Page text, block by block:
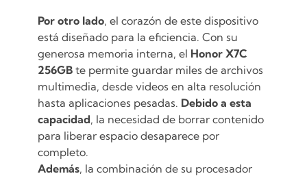
Por otro lado, el corazón de este dispositivo
está diseñado para la eficiencia. Con su
generosa memoria interna, el Honor X7C
256GB te permite guardar miles de archivos
multimedia, desde videos en alta resolución
hasta aplicaciones pesadas. Debido a esta
capacidad, la necesidad de borrar contenido
para liberar espacio desaparece por
completo.
Además, la combinación de su procesador